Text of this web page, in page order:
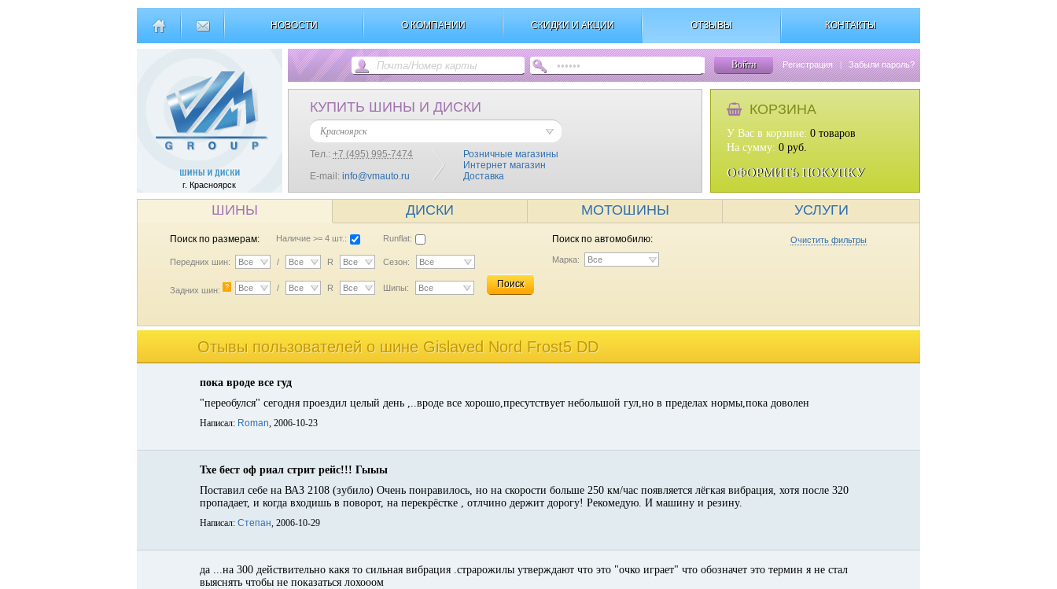
НОВОСТИ О КОМПАНИИ СКИДКИ И АКЦИИ ОТЗЫВЫ КОНТАКТЫ
г. Красноярск
Войти Регистрация | Забыли пароль?
КУПИТЬ ШИНЫ И ДИСКИ
Красноярск
Тел.: +7 (495) 995-7474
E-mail: info@vmauto.ru
Розничные магазины
Интернет магазин
Доставка
КОРЗИНА
У Вас в корзине: 0 товаров
На сумму: 0 руб.
ОФОРМИТЬ ПОКУПКУ
ШИНЫ ДИСКИ МОТОШИНЫ УСЛУГИ
Поиск по размерам: Наличие >= 4 шт.: Runflat:
Передних шин: Все / Все R Все Сезон: Все
Задних шин: ? Все / Все R Все Шипы: Все Поиск
Поиск по автомобилю: Очистить фильтры
Марка: Все
Отывы пользователей o шине Gislaved Nord Frost5 DD
пока вроде все гуд
"переобулся" сегодня проездил целый день ,..вроде все хорошо,пресутствует небольшой гул,но в пределах нормы,пока доволен
Написал: Roman, 2006-10-23
Тхе бест оф риал стрит рейс!!! Гыыы
Поставил себе на ВАЗ 2108 (зубило) Очень понравилось, но на скорости больше 250 км/час появляется лёгкая вибрация, хотя после 320
пропадает, и когда входишь в поворот, на перекрёстке , отлчино держит дорогу! Рекомедую. И машину и резину.
Написал: Степан, 2006-10-29
да ...на 300 действительно какя то сильная вибрация .страрожилы утверждают что это "очко играет" что обозначет это термин я не стал
выяснять чтобы не показаться лохооом